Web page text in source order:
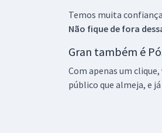
Temos muita
Não fique de fora
Gran também é
Com apenas um
público que almeja, e